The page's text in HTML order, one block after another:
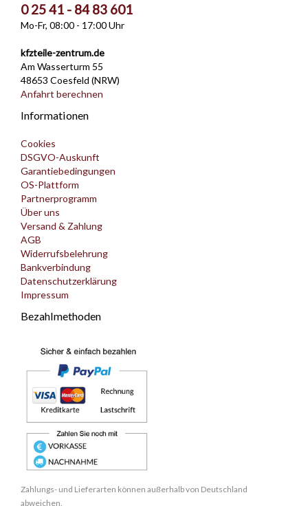
0 25 41 - 84 83 601
Mo-Fr, 08:00 - 17:00 Uhr
kfzteile-zentrum.de
Am Wasserturm 55
48653 Coesfeld (NRW)
Anfahrt berechnen
Informationen
Cookies
DSGVO-Auskunft
Garantiebedingungen
OS-Plattform
Partnerprogramm
Über uns
Versand & Zahlung
AGB
Widerrufsbelehrung
Bankverbindung
Datenschutzerklärung
Impressum
Bezahlmethoden
Zahlungs- und Lieferarten können außerhalb von Deutschland
abweichen.